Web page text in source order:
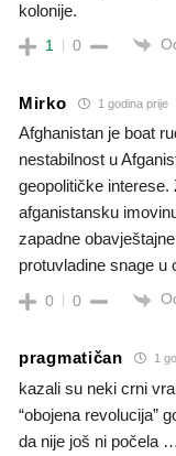
kolonije.
1 0
Mirko 1 godina prije
Afghanistan je boat
nestabilnost u
geopolitičke interese.
afganistansku
zapadne
protuvladine snage u
0 0
pragmatičan 1
kazali su neki crni
“obojena revolucija”
da nije još ni počela